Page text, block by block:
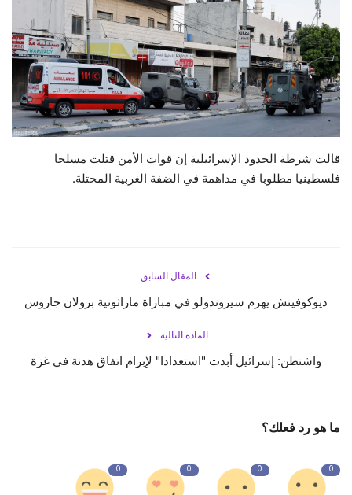
رياضة
فيديو
حياة
قالت شرطة الحدود الإسرائيلية إن قوات الأمن قتلت مسلحا
فلسطينيا مطلوبا في مداهمة في الضفة الغربية المحتلة.
المقال السابق
ديوكوفيتش يهزم سيروندولو في مباراة ماراثونية برولان جاروس
المادة التالية
واشنطن: إسرائيل أبدت "استعدادا" لإبرام اتفاق هدنة في غزة
ما هو رد فعلك؟
0
0
0
0